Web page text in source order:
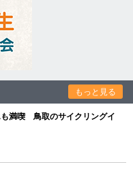
もっと見る
満喫 鳥取のサイクリングイ